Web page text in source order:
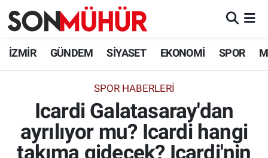
İZMİR GÜNDEM SİYASET EKONOMİ SPOR
SPOR HABERLERI
Icardi Galatasaray'dan
ayrılıyor mu? Icardi hangi
takıma gidecek? Icardi'nin
İzmir Nöbetçi Eczaneler
İzmir Namaz Vakitleri
İzmir Trafik Yoğunluk Haritası